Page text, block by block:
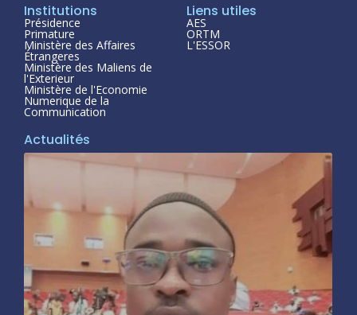
Institutions
Présidence
Primature
Ministère des Affaires
Étrangeres
Ministère des Maliens de
l'Exterieur
Ministère de l'Economie
Numerique de la
Communication
Liens utiles
AES
ORTM
L'ESSOR
Actualités